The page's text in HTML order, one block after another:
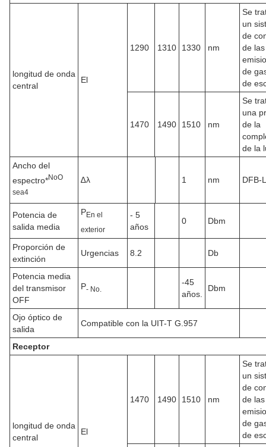
longitud de onda
central
El
1290 1310 1330 nm
Se
un
de
de las
de
de
1470 1490 1510 nm
Se
una
de la
de la
Ancho del
espectro*NoO
sea4
∆λ 1 nm DFB-
Potencia de
salida media
PEn el
exterior
- 5
años
0 Dbm
Proporción de
extinción
Urgencias 8.2 Db
Potencia media
del transmisor
OFF
P- No.
-45
años.
Dbm
Ojo óptico de
salida
Compatible con la UIT-T G.957
Receptor
longitud de onda
central
El
1470 1490 1510 nm
Se
un
de
de las
de
de